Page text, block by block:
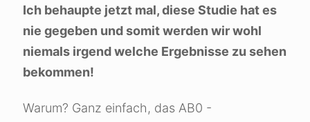
Ich behaupte jetzt mal, diese Studie hat es
nie gegeben und somit werden wir wohl
niemals irgend welche Ergebnisse zu sehen
bekommen!
Warum? Ganz einfach, das AB0 -